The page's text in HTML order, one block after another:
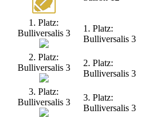
1. Platz:
Bulliversalis 3
1. Platz:
Bulliversalis 3
2. Platz:
Bulliversalis 3
2. Platz:
Bulliversalis 3
3. Platz:
Bulliversalis 3
3. Platz:
Bulliversalis 3